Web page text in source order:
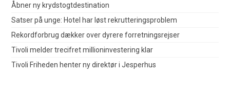
Åbner ny krydstogtdestination
Satser på unge: Hotel har løst rekrutteringsproblem
Rekordforbrug dækker over dyrere forretningsrejser
Tivoli melder trecifret millioninvestering klar
Tivoli Friheden henter ny direktør i Jesperhus